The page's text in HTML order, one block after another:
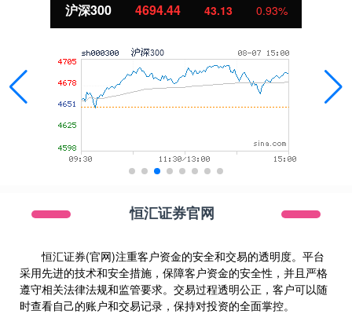
沪深300 4694.44 43.13 0.93%
恒汇证券官网
恒汇证券(官网)注重客户资金的安全和交易的透明度。平台
采用先进的技术和安全措施，保障客户资金的安全性，并且严格
遵守相关法律法规和监管要求。交易过程透明公正，客户可以随
时查看自己的账户和交易记录，保持对投资的全面掌控。